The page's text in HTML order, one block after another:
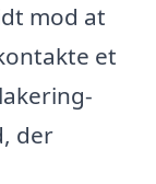
mod at
et
der